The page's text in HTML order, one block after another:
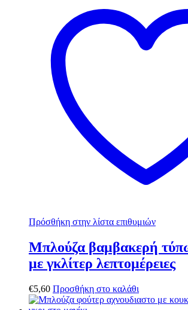
Πρόσθήκη στην λίστα επιθυμιών
Μπλούζα βαμβακερή
με γκλίτερ λεπτομέρειες
€5,60 Προσθήκη στο καλάθι